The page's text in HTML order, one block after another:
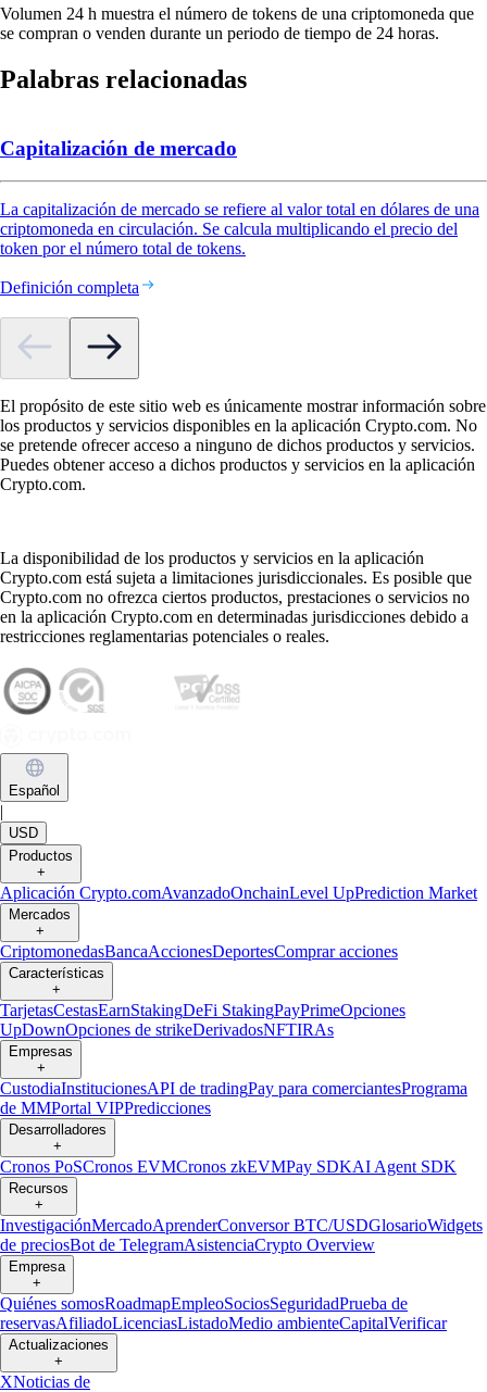
Volumen 24 h muestra el número de tokens de una criptomoneda que
se compran o venden durante un periodo de tiempo de 24 horas.
Palabras relacionadas
Capitalización de mercado
La capitalización de mercado se refiere al valor total en dólares de una
criptomoneda en circulación. Se calcula multiplicando el precio del
token por el número total de tokens.
Definición completa
El propósito de este sitio web es únicamente mostrar información sobre
los productos y servicios disponibles en la aplicación Crypto.com. No
se pretende ofrecer acceso a ninguno de dichos productos y servicios.
Puedes obtener acceso a dichos productos y servicios en la aplicación
Crypto.com.
La disponibilidad de los productos y servicios en la aplicación
Crypto.com está sujeta a limitaciones jurisdiccionales. Es posible que
Crypto.com no ofrezca ciertos productos, prestaciones o servicios no
en la aplicación Crypto.com en determinadas jurisdicciones debido a
restricciones reglamentarias potenciales o reales.
Español
|
USD
Productos
+
Aplicación Crypto.comAvanzadoOnchainLevel UpPrediction Market
Mercados
+
CriptomonedasBancaAccionesDeportesComprar acciones
Características
+
TarjetasCestasEarnStakingDeFi StakingPayPrimeOpciones
UpDownOpciones de strikeDerivadosNFTIRAs
Empresas
+
CustodiaInstitucionesAPI de tradingPay para comerciantesPrograma
de MMPortal VIPPredicciones
Desarrolladores
+
Cronos PoSCronos EVMCronos zkEVMPay SDKAI Agent SDK
Recursos
+
InvestigaciónMercadoAprenderConversor BTC/USDGlosarioWidgets
de preciosBot de TelegramAsistenciaCrypto Overview
Empresa
+
Quiénes somosRoadmapEmpleoSociosSeguridadPrueba de
reservasAfiliadoLicenciasListadoMedio ambienteCapitalVerificar
Actualizaciones
+
XNoticias de